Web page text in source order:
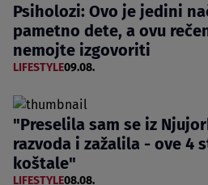
Psiholozi: Ovo je jedini
pametno dete, a ovu
nemojte izgovoriti
LIFESTYLE09.08.
"Preselila sam se iz
razvoda i zažalila - ove 4
koštale"
LIFESTYLE08.08.